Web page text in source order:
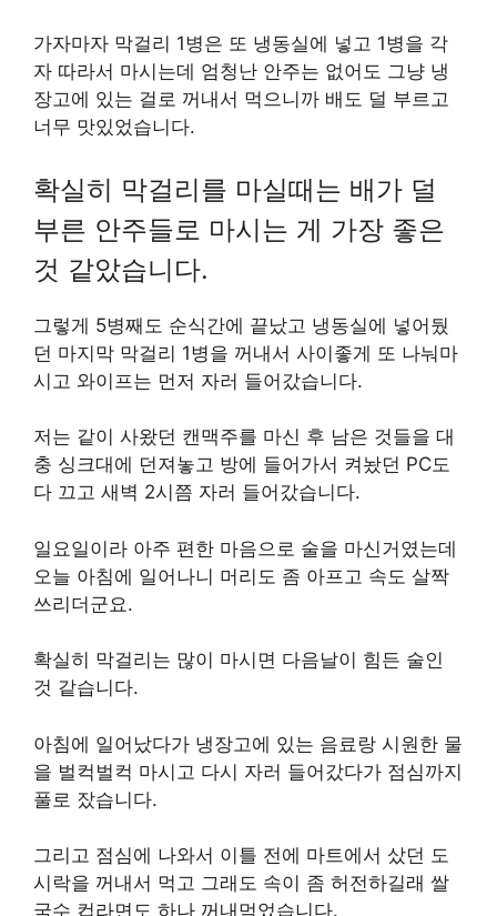
가자마자 막걸리 1병은 또 냉동실에 넣고 1병을 각
자 따라서 마시는데 엄청난 안주는 없어도 그냥 냉
장고에 있는 걸로 꺼내서 먹으니까 배도 덜 부르고
너무 맛있었습니다.
확실히 막걸리를 마실때는 배가 덜
부른 안주들로 마시는 게 가장 좋은
것 같았습니다.
그렇게 5병째도 순식간에 끝났고 냉동실에 넣어뒀
던 마지막 막걸리 1병을 꺼내서 사이좋게 또 나눠마
시고 와이프는 먼저 자러 들어갔습니다.
저는 같이 사왔던 캔맥주를 마신 후 남은 것들을 대
충 싱크대에 던져놓고 방에 들어가서 켜놨던 PC도
다 끄고 새벽 2시쯤 자러 들어갔습니다.
일요일이라 아주 편한 마음으로 술을 마신거였는데
오늘 아침에 일어나니 머리도 좀 아프고 속도 살짝
쓰리더군요.
확실히 막걸리는 많이 마시면 다음날이 힘든 술인
것 같습니다.
아침에 일어났다가 냉장고에 있는 음료랑 시원한 물
을 벌컥벌컥 마시고 다시 자러 들어갔다가 점심까지
풀로 잤습니다.
그리고 점심에 나와서 이틀 전에 마트에서 샀던 도
시락을 꺼내서 먹고 그래도 속이 좀 허전하길래 쌀
국수 컵라면도 하나 꺼내먹었습니다.